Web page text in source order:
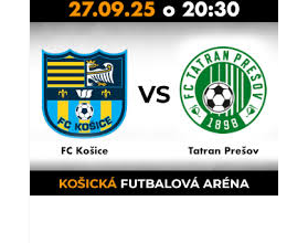
na
východe
hanba
pre
Tatranistov